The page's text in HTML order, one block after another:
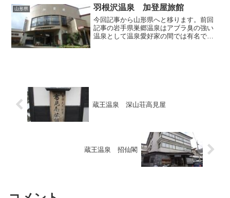
も通称で難なく通じてしまいます。ロク
スケといっても永六輔じゃ...
山形県 羽根沢温泉 加登屋旅館
今回記事から山形県へと移ります。前回
記事の岩手県巣郷温泉はアブラ臭の強い
温泉として温泉愛好家の間では有名です
蔵王温泉 深山荘高見屋
蔵王温泉 招仙閣